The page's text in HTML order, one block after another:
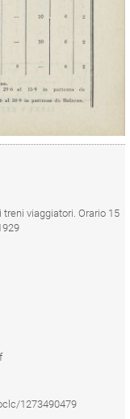
viaggiatori. Orario 15
1273490479